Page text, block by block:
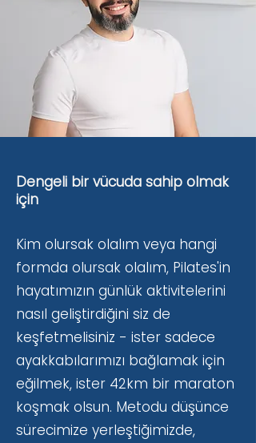
Dengeli bir vücuda sahip olmak
için
Kim olursak olalım veya hangi
formda olursak olalım, Pilates'in
hayatımızın günlük aktivitelerini
nasıl geliştirdiğini siz de
keşfetmelisiniz - ister sadece
ayakkabılarımızı bağlamak için
eğilmek, ister 42km bir maraton
koşmak olsun. Metodu düşünce
sürecimize yerleştiğimizde,